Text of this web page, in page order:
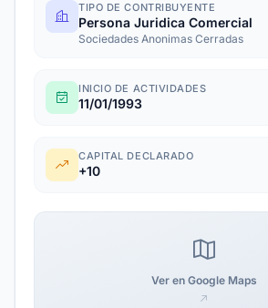
TIPO DE CONTRIBUYENTE
Persona Juridica Comercial
Sociedades Anonimas Cerradas
INICIO DE ACTIVIDADES
11/01/1993
CAPITAL DECLARADO
+10
Ver en Google Maps